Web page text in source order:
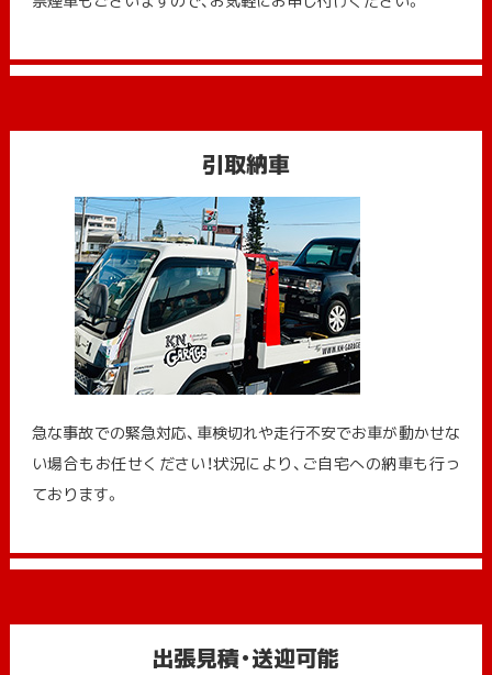
引取納車
急な事故での緊急対応、車検切れや走行不安でお車が動かせな
い場合もお任せください！状況により、ご自宅への納⾞も⾏っ
ております。
出張見積・送迎可能